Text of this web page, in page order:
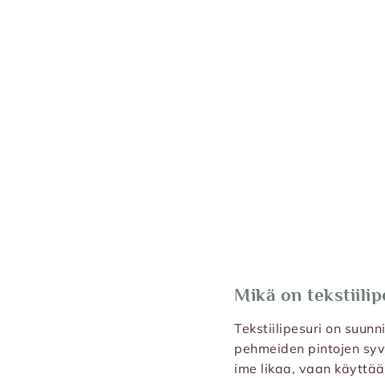
Mikä on
Tekstiilipesuri on
pehmeiden pintojen
ime likaa, vaan